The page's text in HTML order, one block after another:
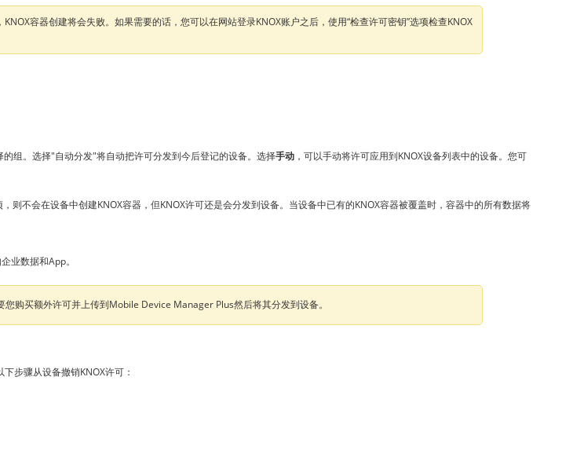
容器创建将会失败。如果需要的话，您可以在网站登录KNOX账户之后，使用“检查许可密钥”选项检查KNOX
组。选择"自动分发"将自动把许可分发到今后登记的设备。选择手动 ，可以手动将许可应用到KNOX设备列表中的设备。您可
不会在设备中创建KNOX容器，但KNOX许可还是会分发到设备。当设备中已有的KNOX容器被覆盖时，容器中的所有数据将
业数据和App。
购买额外许可并上传到Mobile Device Manager Plus然后将其分发到设备。
步骤从设备撤销KNOX许可：